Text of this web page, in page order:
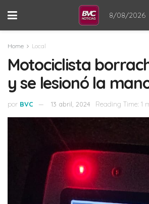
8/08/2026
Home Local
Motociclista
y se lesionó la
por BVC 13 abril, 2024 Reading Time: 1